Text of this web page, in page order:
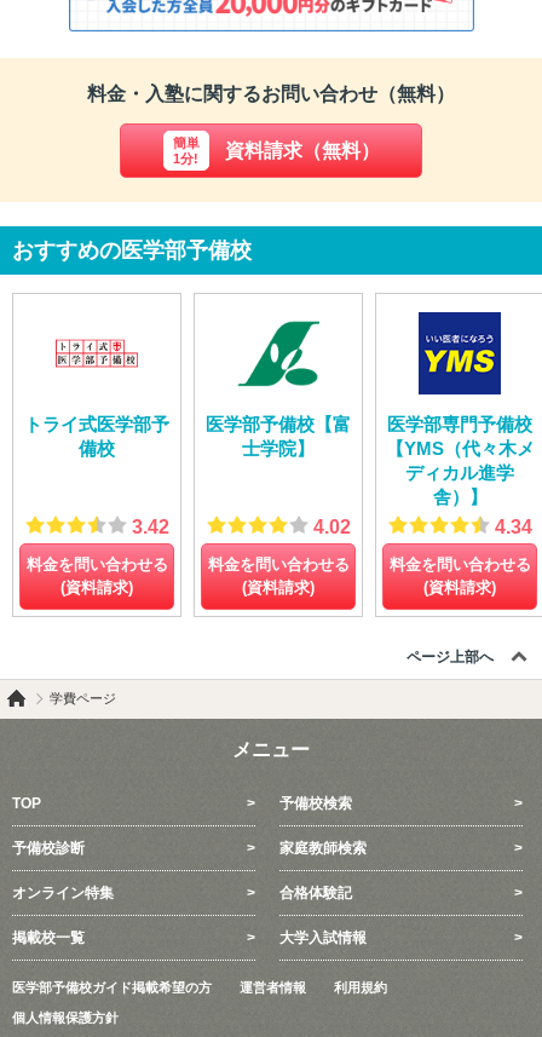
料金・入塾に関するお問い合わせ（無料）
簡単
1分!
資料請求（無料）
おすすめの医学部予備校
トライ式医学部予
備校
3.42
料金を問い合わせる
(資料請求)
医学部予備校【富
士学院】
4.02
料金を問い合わせる
(資料請求)
医学部専門予備校
【YMS（代々木メ
ディカル進学
舎）】
4.34
料金を問い合わせる
(資料請求)
ページ上部へ
学費ページ
メニュー
TOP 予備校検索
予備校診断 家庭教師検索
オンライン特集 合格体験記
掲載校一覧 大学入試情報
医学部予備校ガイド掲載希望の方 運営者情報 利用規約
個人情報保護方針